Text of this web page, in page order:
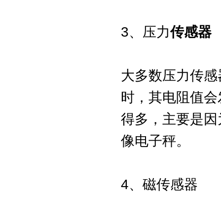
3、压力传感器
大多数压力传
时，其电阻值
得多，主要是
像电子秤。
4、磁传感器